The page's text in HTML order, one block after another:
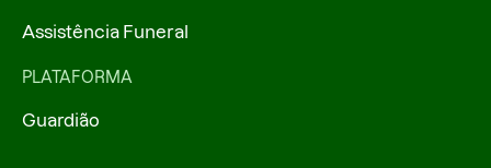
Assistência Funeral
PLATAFORMA
Guardião